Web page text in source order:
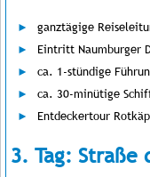
ganztägige
Eintritt Naumburger
ca. 1-stündige
ca. 30-minütige
Entdeckertour
3. Tag: Straße